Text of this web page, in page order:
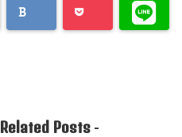
Related Posts-